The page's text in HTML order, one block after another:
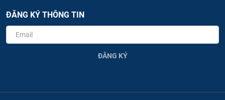
ĐĂNG KÝ THÔNG TIN
ĐĂNG KÝ